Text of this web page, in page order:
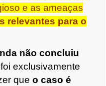
e as ameaças
relevantes para o
não concluiu
exclusivamente
que o caso é